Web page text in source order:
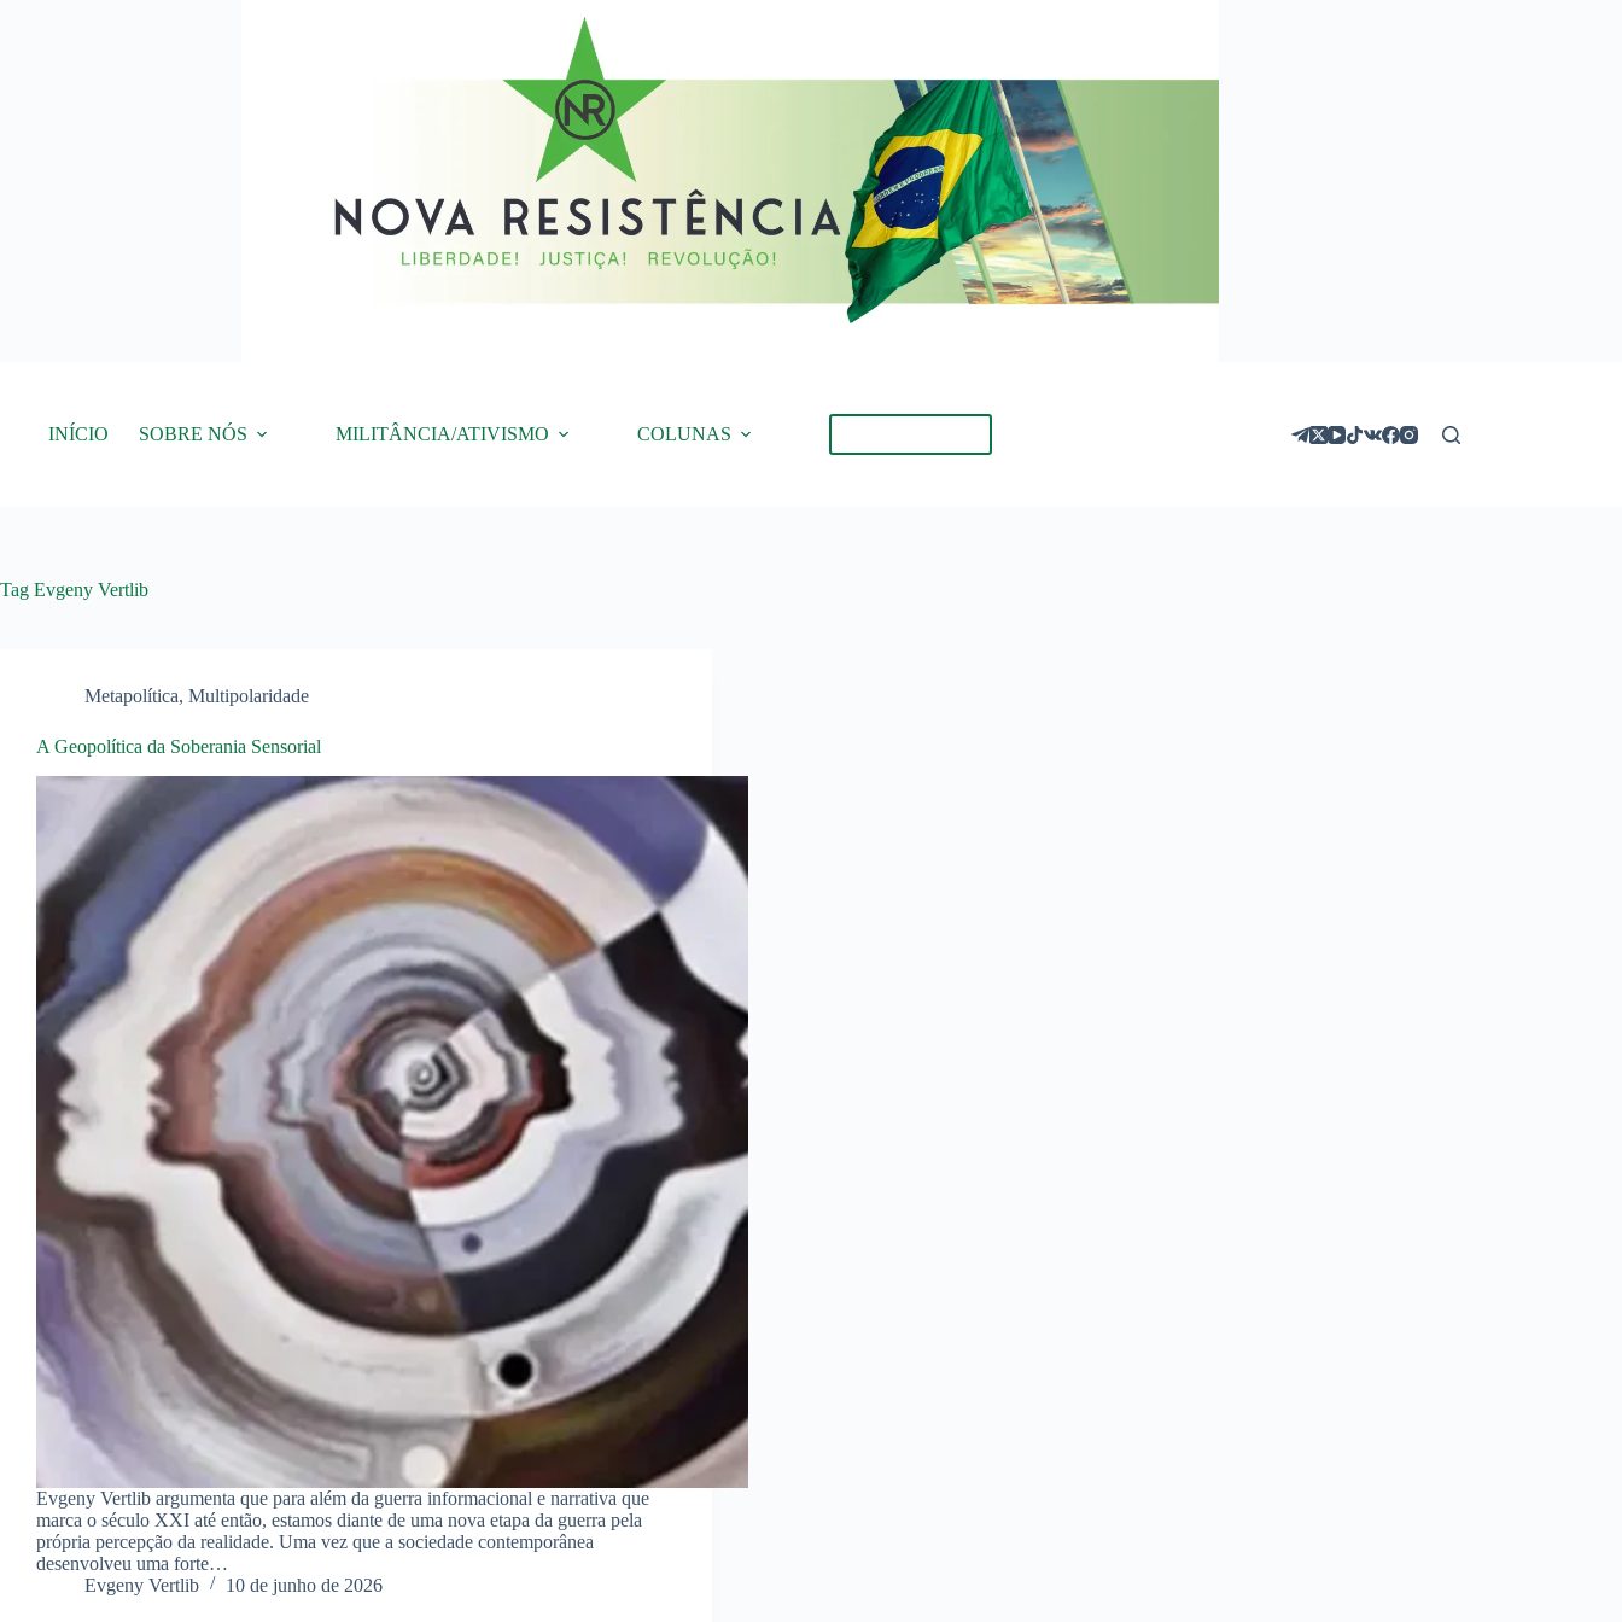
INÍCIO SOBRE NÓS MILITÂNCIA/ATIVISMO COLUNAS
Tag Evgeny Vertlib
Metapolítica, Multipolaridade
A Geopolítica da Soberania Sensorial
Evgeny Vertlib argumenta que para além da guerra informacional e narrativa que
marca o século XXI até então, estamos diante de uma nova etapa da guerra pela
própria percepção da realidade. Uma vez que a sociedade contemporânea
desenvolveu uma forte…
Evgeny Vertlib
10 de junho de 2026